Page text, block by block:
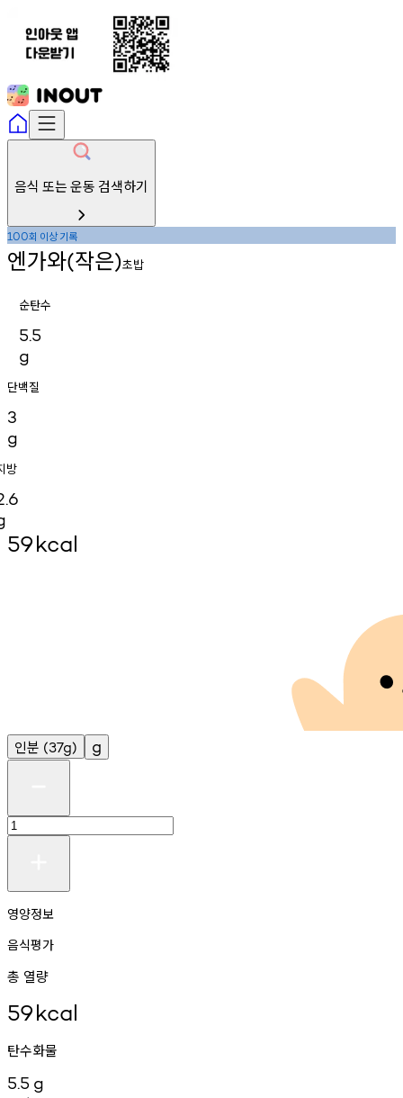
음식 또는 운동 검색하기
100회 이상기록
엔가와(작은)초밥
순탄수
5.5
g
단백질
3
g
방
59kcal
인분 (37g) g
영양정보
음식평가
총 열량
59kcal
탄수화물
5.5 g